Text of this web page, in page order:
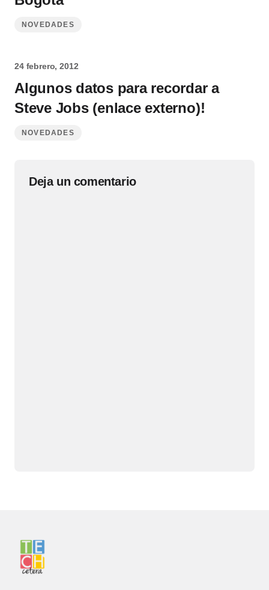
NOVEDADES
24 febrero, 2012
Algunos datos para recordar a
Steve Jobs (enlace externo)!
NOVEDADES
Deja un comentario